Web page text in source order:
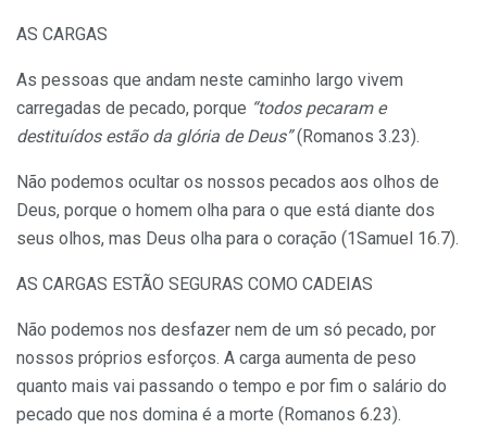
AS CARGAS
As pessoas que andam neste caminho largo vivem
carregadas de pecado, porque “todos pecaram e
destituídos estão da glória de Deus”(Romanos 3.23).
Não podemos ocultar os nossos pecados aos olhos de
Deus, porque o homem olha para o que está diante dos
seus olhos, mas Deus olha para o coração (1Samuel 16.7).
AS CARGAS ESTÃO SEGURAS COMO CADEIAS
Não podemos nos desfazer nem de um só pecado, por
nossos próprios esforços. A carga aumenta de peso
quanto mais vai passando o tempo e por fim o salário do
pecado que nos domina é a morte (Romanos 6.23).